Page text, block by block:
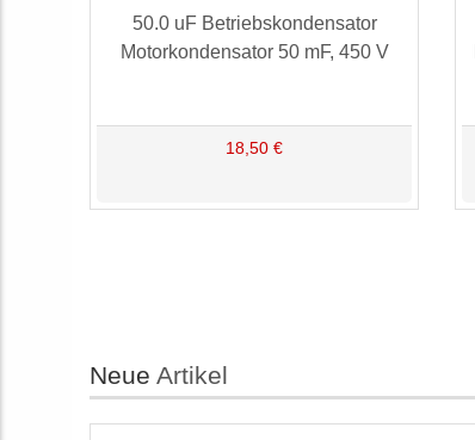
50.0 uF Betriebskondensator
Motorkondensator 50 mF, 450 V
18,50 €
Neue Artikel